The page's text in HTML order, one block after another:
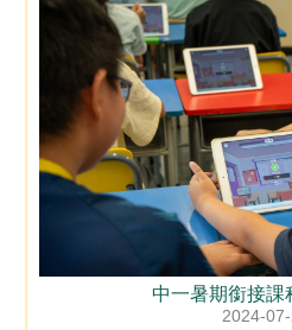
中一暑期銜接課
2024-